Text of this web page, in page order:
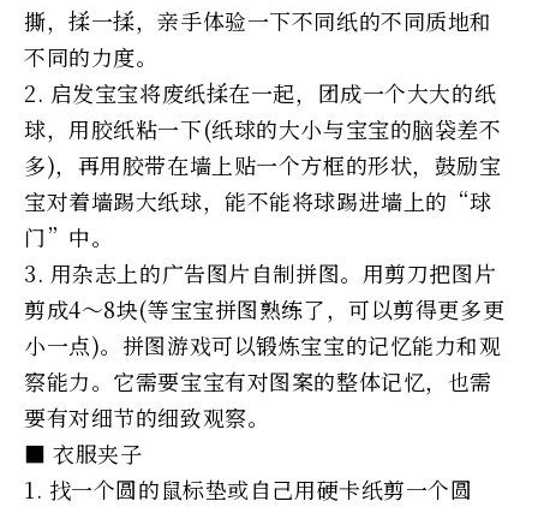
撕，揉一揉，亲手体验一下不同纸的不同质地和
不同的力度。
2. 启发宝宝将废纸揉在一起，团成一个大大的纸
球，用胶纸粘一下(纸球的大小与宝宝的脑袋差不
多)，再用胶带在墙上贴一个方框的形状，鼓励宝
宝对着墙踢大纸球，能不能将球踢进墙上的“球
门”中。
3. 用杂志上的广告图片自制拼图。用剪刀把图片
剪成4～8块(等宝宝拼图熟练了，可以剪得更多更
小一点)。拼图游戏可以锻炼宝宝的记忆能力和观
察能力。它需要宝宝有对图案的整体记忆，也需
要有对细节的细致观察。
■ 衣服夹子
1. 找一个圆的鼠标垫或自己用硬卡纸剪一个圆